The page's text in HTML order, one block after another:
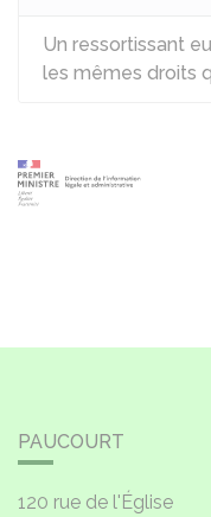
Un ressortissant
les mêmes droits
PAUCOURT
120 rue de l'Église